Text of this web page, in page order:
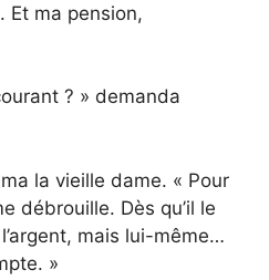
Et ma pension,
? » demanda
la vieille dame. « Pour
débrouille. Dès qu’il le
mais lui-même…
»